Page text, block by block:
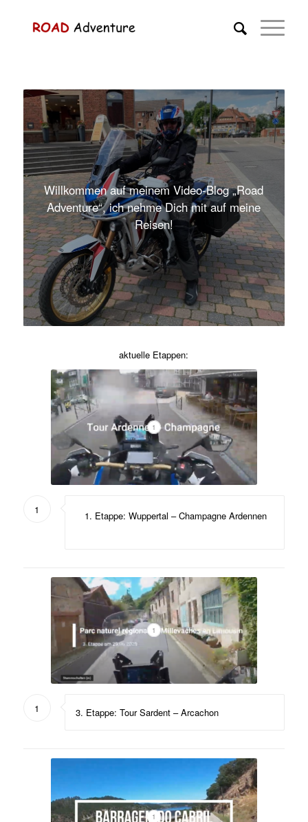
Willkommen auf meinem Video-Blog „Road
Adventure“, ich nehme Dich mit auf meine
Reisen!
aktuelle Etappen:
1
1 Etappe: Wuppertal – Champagne Ardennen
1
1 3. Etappe: Tour Sardent – Arcachon
1